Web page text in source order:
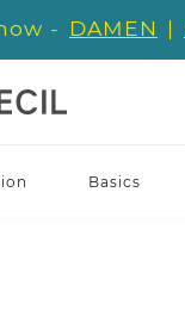
- DAMEN |
Basics